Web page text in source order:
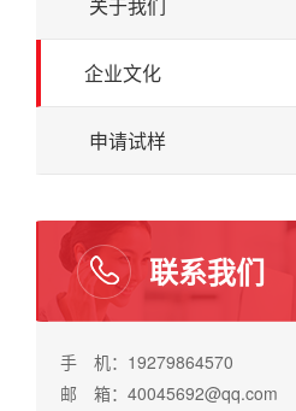
企业文化
申请试样
联系我们
手 机：19279864570
邮 箱：40045692@qq.com